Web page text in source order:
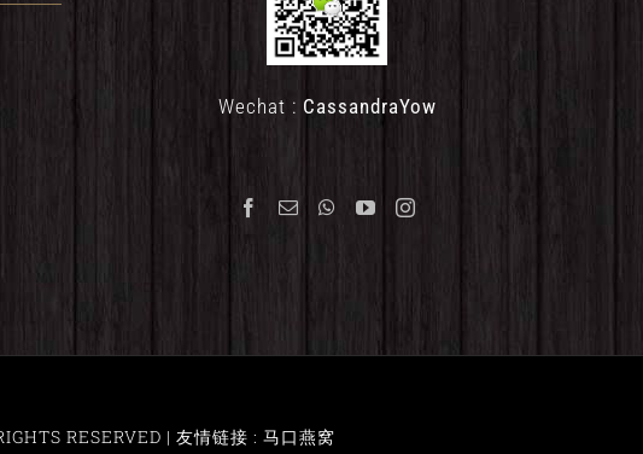
Wechat : CassandraYow
RESERVED | 友情链接 : 马口燕窝